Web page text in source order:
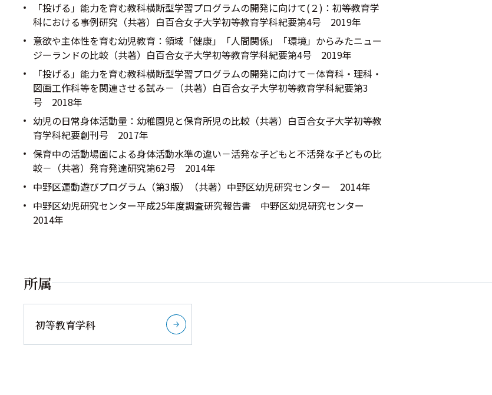
「投げる」能力を育む教科横断型学習プログラムの開発に向けて(２)：初等教育学
科における事例研究（共著）白百合女子大学初等教育学科紀要第4号 2019年
意欲や主体性を育む幼児教育：領域「健康」「人間関係」「環境」からみたニュー
ジーランドの比較（共著）白百合女子大学初等教育学科紀要第4号 2019年
「投げる」能力を育む教科横断型学習プログラムの開発に向けて－体育科・理科・
図画工作科等を関連させる試み－（共著）白百合女子大学初等教育学科紀要第3
号 2018年
幼児の日常身体活動量：幼稚園児と保育所児の比較（共著）白百合女子大学初等教
育学科紀要創刊号 2017年
保育中の活動場面による身体活動水準の違い－活発な子どもと不活発な子どもの比
較－（共著）発育発達研究第62号 2014年
中野区運動遊びプログラム（第3版）（共著）中野区幼児研究センター 2014年
中野区幼児研究センター平成25年度調査研究報告書 中野区幼児研究センター
2014年
所属
初等教育学科